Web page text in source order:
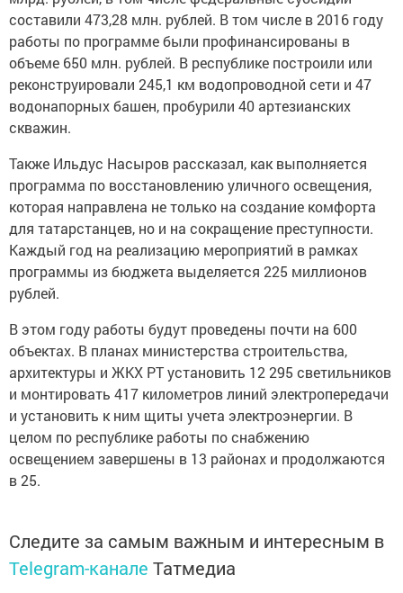
составили 473,28 млн. рублей. В том числе в 2016 году
работы по программе были профинансированы в
объеме 650 млн. рублей. В республике построили или
реконструировали 245,1 км водопроводной сети и 47
водонапорных башен, пробурили 40 артезианских
скважин.
Также Ильдус Насыров рассказал, как выполняется
программа по восстановлению уличного освещения,
которая направлена не только на создание комфорта
для татарстанцев, но и на сокращение преступности.
Каждый год на реализацию мероприятий в рамках
программы из бюджета выделяется 225 миллионов
рублей.
В этом году работы будут проведены почти на 600
объектах. В планах министерства строительства,
архитектуры и ЖКХ РТ установить 12 295 светильников
и монтировать 417 километров линий электропередачи
и установить к ним щиты учета электроэнергии. В
целом по республике работы по снабжению
освещением завершены в 13 районах и продолжаются
в 25.
Следите за самым важным и интересным в
Telegram-канале Татмедиа